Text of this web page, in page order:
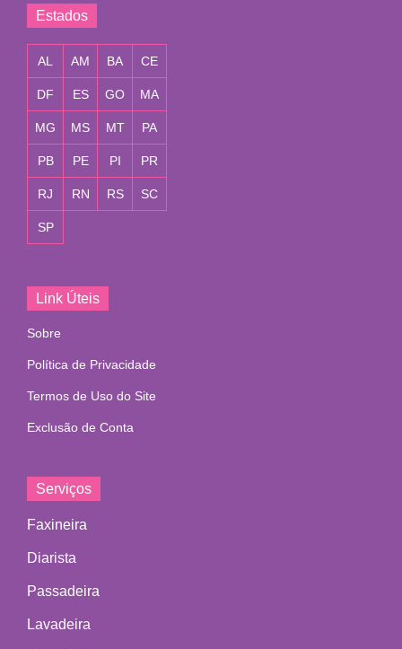
Estados
AL AM BA CE
DF ES GO MA
MG MS MT PA
PB PE PI PR
RJ RN RS SC
SP
Link Úteis
Sobre
Política de Privacidade
Termos de Uso do Site
Exclusão de Conta
Serviços
Faxineira
Diarista
Passadeira
Lavadeira